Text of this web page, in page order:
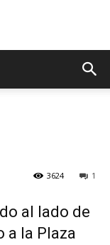
1
3624
al lado de
a la Plaza